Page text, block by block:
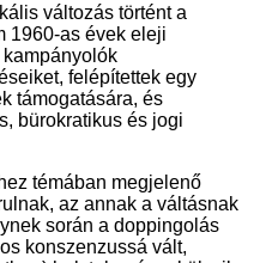
változás történt a
1960-as évek eleji
felépítettek egy
támogatására, és
bürokratikus és jogi
témában megjelenő
az annak a váltásnak
során a doppingolás
konszenzussá vált,